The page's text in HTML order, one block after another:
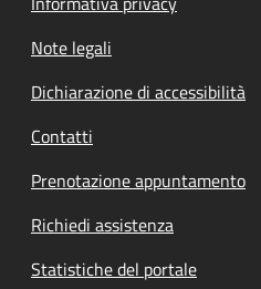
Note legali
Dichiarazione di accessibilità
Contatti
Prenotazione appuntamento
Richiedi assistenza
Statistiche del portale